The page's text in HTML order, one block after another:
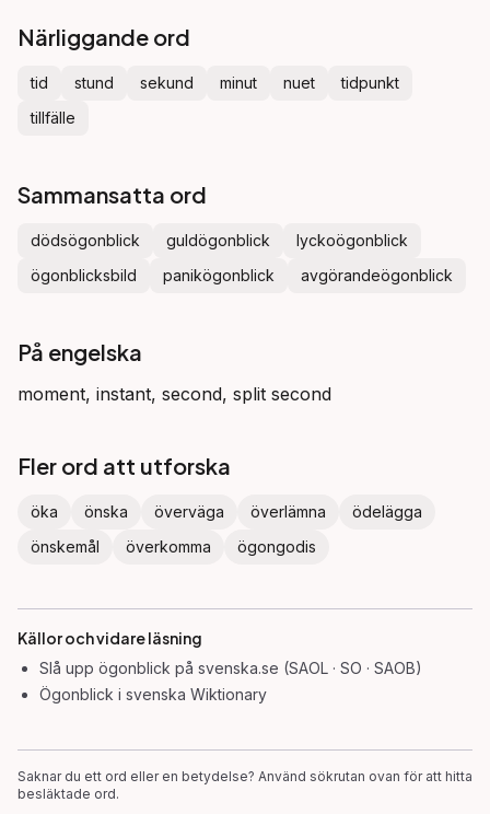
Närliggande ord
tid stund sekund minut nuet
tidpunkt
tillfälle
Sammansatta ord
dödsögonblick guldögonblick
lyckoögonblick
ögonblicksbild
panikögonblick avgörandeögonblick
På engelska
moment, instant, second, split second
Fler ord att utforska
öka önska överväga överlämna
ödelägga
önskemål
överkomma ögongodis
Källor och vidare läsning
Slå upp ögonblick på svenska.se (SAOL · SO · SAOB)
Ögonblick i svenska Wiktionary
Saknar du ett ord eller en betydelse? Använd sökrutan ovan för att hitta
besläktade ord.